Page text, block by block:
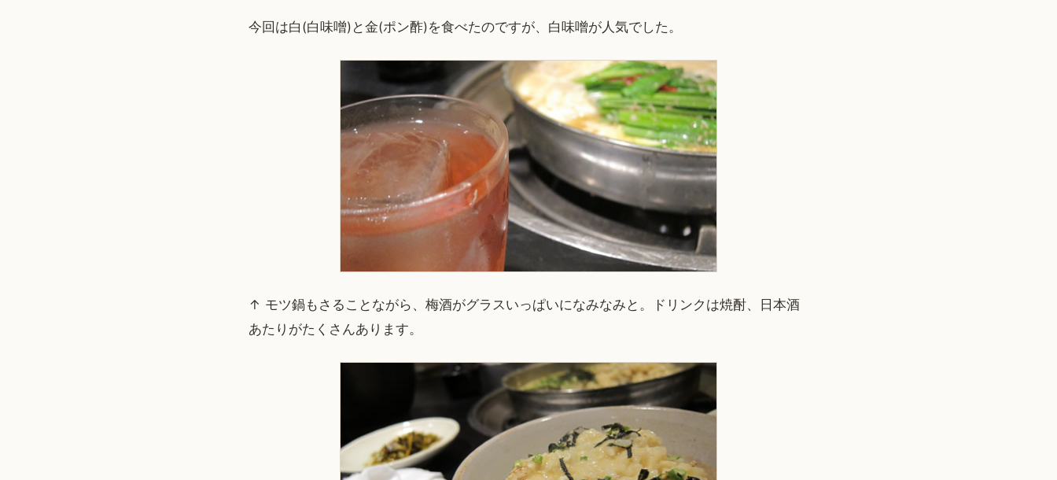
今回は白(白味噌)と金(ポン酢)を食べたのですが、白味噌が人気でした。
↑ モツ鍋もさることながら、梅酒がグラスいっぱいになみなみと。ドリンクは焼酎、日本酒
あたりがたくさんあります。